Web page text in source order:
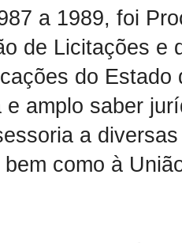
a 1989, foi
de Licitações e
do
e amplo saber
a
como à